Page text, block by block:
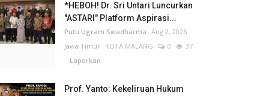
*HEBOH! Dr. Sri Untari Luncurkan
"ASTARI" Platform Aspirasi...
Putu Ugram Swadharma Aug 2, 2026
Jawa Timur KOTA MALANG 0
37
Laporkan
Prof. Yanto: Kekeliruan Hukum